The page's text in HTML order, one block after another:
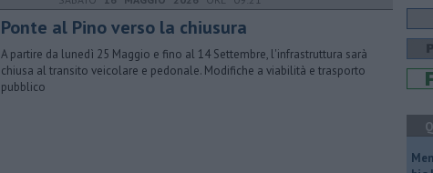
Ponte al Pino verso la chiusura
A partire da lunedì 25 Maggio e fino al 14 Settembre, l'infrastruttura sarà
chiusa al transito veicolare e pedonale. Modifiche a viabilità e trasporto
pubblico